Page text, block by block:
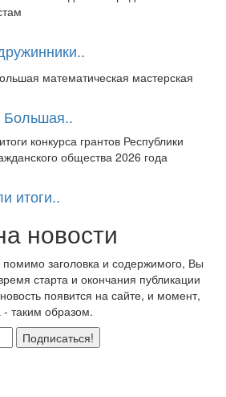
Большая..
итоги..
новости
заголовка и содержимого, Вы
старта и окончания публикации
появится на сайте, и момент,
- таким образом.
Подписаться!